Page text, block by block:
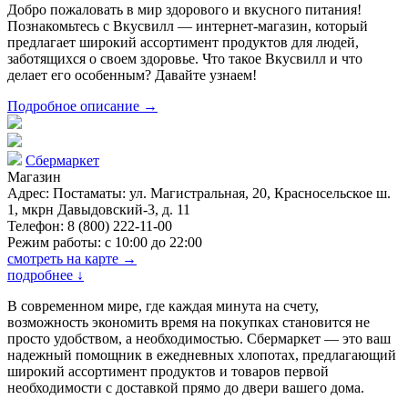
Добро пожаловать в мир здорового и вкусного питания!
Познакомьтесь с Вкусвилл — интернет-магазин, который
предлагает широкий ассортимент продуктов для людей,
заботящихся о своем здоровье. Что такое Вкусвилл и что
делает его особенным? Давайте узнаем!
Подробное описание →
Сбермаркет
Магазин
Адрес: Постаматы: ул. Магистральная, 20, Красносельское ш.
1, мкрн Давыдовский-3, д. 11
Телефон: 8 (800) 222-11-00
Режим работы: с 10:00 до 22:00
смотреть на карте →
подробнее ↓
В современном мире, где каждая минута на счету,
возможность экономить время на покупках становится не
просто удобством, а необходимостью. Сбермаркет — это ваш
надежный помощник в ежедневных хлопотах, предлагающий
широкий ассортимент продуктов и товаров первой
необходимости с доставкой прямо до двери вашего дома.